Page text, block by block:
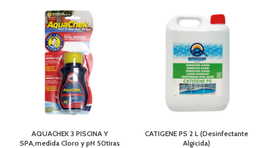
AQUACHEK 3 PISCINA Y
SPA,medida Cloro y pH 50tiras
CATIGENE PS 2 L (Desinfectante
Algicida)